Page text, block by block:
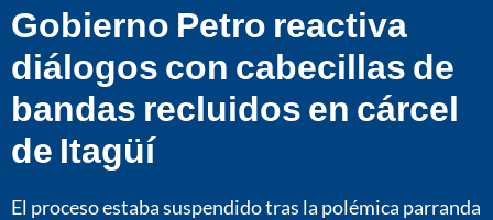
Gobierno Petro reactiva
diálogos con cabecillas de
bandas recluidos en cárcel
de Itagüí
El proceso estaba suspendido tras la polémica parranda